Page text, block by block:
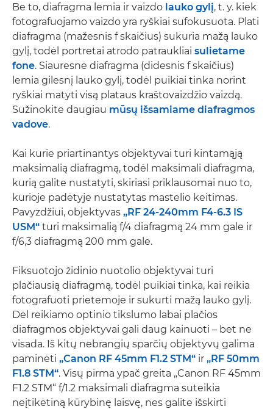
Be to, diafragma lemia ir vaizdo lauko gylį, t. y. kiek
fotografuojamo vaizdo yra ryškiai sufokusuota. Plati
diafragma (mažesnis f skaičius) sukuria mažą lauko
gylį, todėl portretai atrodo patraukliai sulietame
fone. Siauresnė diafragma (didesnis f skaičius)
lemia gilesnį lauko gylį, todėl puikiai tinka norint
ryškiai matyti visą plataus kraštovaizdžio vaizdą.
Sužinokite daugiau mūsų išsamiame diafragmos
vadove.
Kai kurie priartinantys objektyvai turi kintamąją
maksimalią diafragmą, todėl maksimali diafragma,
kurią galite nustatyti, skiriasi priklausomai nuo to,
kurioje padėtyje nustatytas mastelio keitimas.
Pavyzdžiui, objektyvas „RF 24-240mm F4-6.3 IS
USM“ turi maksimalią f/4 diafragmą 24 mm gale ir
f/6,3 diafragmą 200 mm gale.
Fiksuotojo židinio nuotolio objektyvai turi
plačiausią diafragmą, todėl puikiai tinka, kai reikia
fotografuoti prietemoje ir sukurti mažą lauko gylį.
Dėl reikiamo optinio tikslumo labai plačios
diafragmos objektyvai gali daug kainuoti – bet ne
visada. Iš kitų nebrangių sparčių objektyvų galima
paminėti „Canon RF 45mm F1.2 STM“ ir „RF 50mm
F1.8 STM“. Visų pirma ypač greita „Canon RF 45mm
F1.2 STM“ f/1.2 maksimali diafragma suteikia
neįtikėtiną kūrybinę laisvę, nes galite išskirti